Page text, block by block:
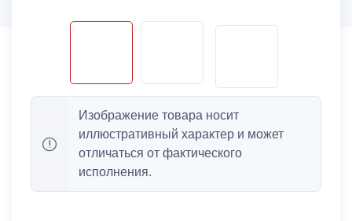
Изображение товара носит
иллюстративный характер и может
отличаться от фактического
исполнения.